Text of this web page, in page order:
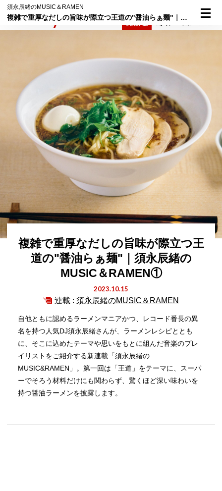
須永辰緒のMUSIC＆RAMEN
複雑で重厚なだしの旨味が際立つ王道の"醤油らぁ麺"｜須永辰緒のMUSIC＆RAMEN①
複雑で重厚なだしの旨味が際立つ王
道の"醤油らぁ麺"｜須永辰緒の
MUSIC＆RAMEN①
2023.10.15
連載 : 須永辰緒のMUSIC＆RAMEN
自他ともに認めるラーメンマニアかつ、レコード番長の異
名を持つ人気DJ須永辰緒さんが、ラーメンレシピととも
に、そこに込めたテーマや思いをもとに組んだ音楽のプレ
イリストをご紹介する新連載「須永辰緒の
MUSIC&RAMEN」。第一回は「王道」をテーマに、スーパ
ーでそろう材料だけにも関わらず、驚くほど深い味わいを
持つ醤油ラーメンを披露します。